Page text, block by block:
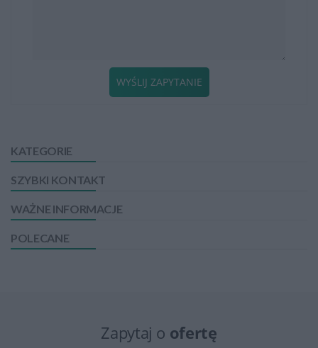
KATEGORIE
SZYBKI KONTAKT
WAŻNE INFORMACJE
POLECANE
WYŚLIJ ZAPYTANIE
Zapytaj o ofertę